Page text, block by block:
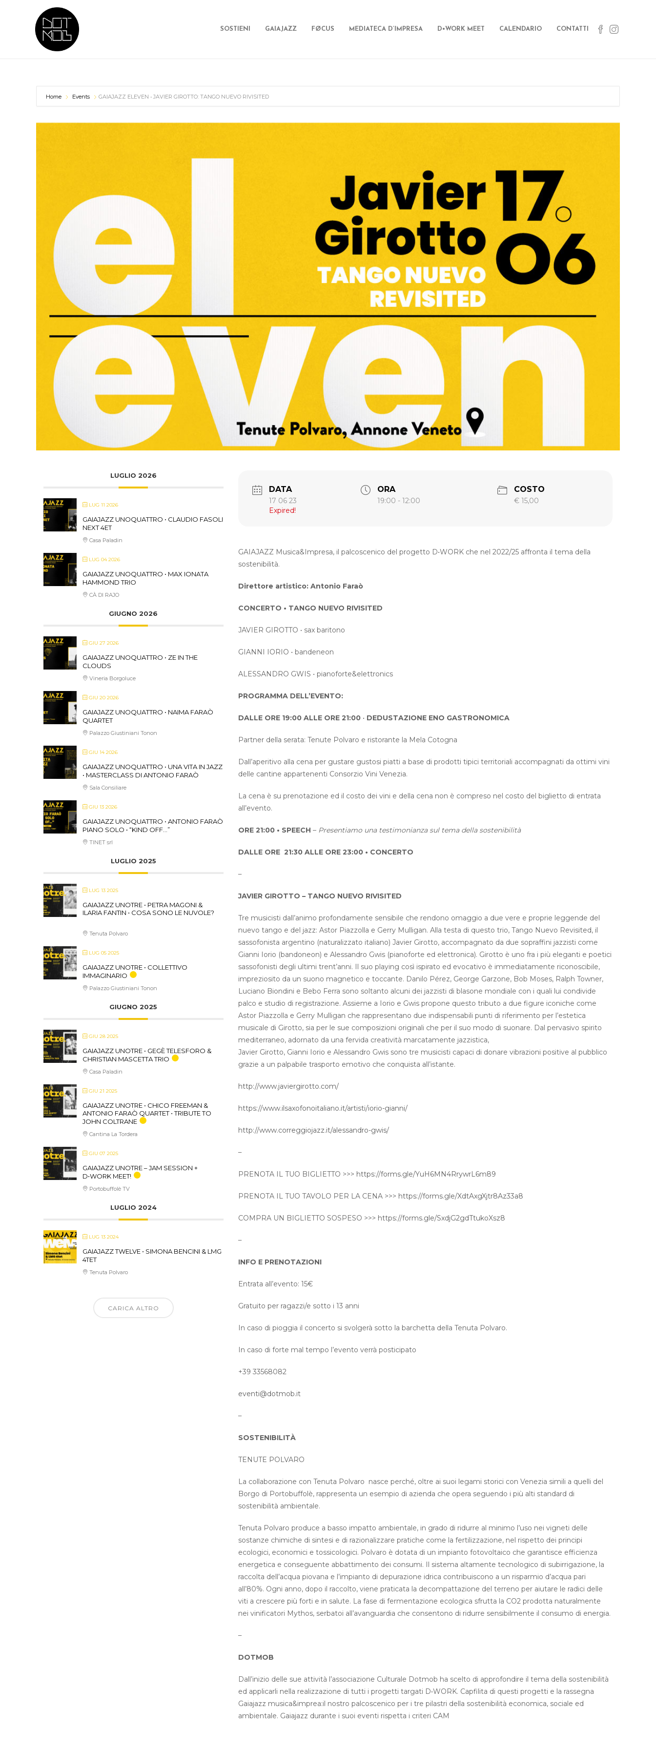
SOSTIENI GAIAJAZZ FØCUS MEDIATECA D’IMPRESA D•WORK MEET CALENDARIO CONTATTI
Home Events GAIAJAZZ ELEVEN • JAVIER GIROTTO: TANGO NUEVO RIVISITED
LUGLIO 2026
LUG 11 2026
GAIAJAZZ UNOQUATTRO • CLAUDIO FASOLI
NEXT 4ET
Casa Paladin
LUG 04 2026
GAIAJAZZ UNOQUATTRO • MAX IONATA
HAMMOND TRIO
CÀ DI RAJO
GIUGNO 2026
GIU 27 2026
GAIAJAZZ UNOQUATTRO • ZE IN THE
CLOUDS
Vineria Borgoluce
GIU 20 2026
GAIAJAZZ UNOQUATTRO • NAIMA FARAÒ
QUARTET
Palazzo Giustiniani Tonon
GIU 14 2026
GAIAJAZZ UNOQUATTRO • UNA VITA IN JAZZ
• MASTERCLASS DI ANTONIO FARAÒ
Sala Consiliare
GIU 13 2026
GAIAJAZZ UNOQUATTRO • ANTONIO FARAÒ
PIANO SOLO • “KIND OFF…”
TINET srl
LUGLIO 2025
LUG 13 2025
GAIAJAZZ UNOTRE • PETRA MAGONI &
ILARIA FANTIN • COSA SONO LE NUVOLE?
Tenuta Polvaro
LUG 05 2025
GAIAJAZZ UNOTRE • COLLETTIVO
IMMAGINARIO
Palazzo Giustiniani Tonon
GIUGNO 2025
GIU 28 2025
GAIAJAZZ UNOTRE • GEGÈ TELESFORO &
CHRISTIAN MASCETTA TRIO
Casa Paladin
GIU 21 2025
GAIAJAZZ UNOTRE • CHICO FREEMAN &
ANTONIO FARAÒ QUARTET • TRIBUTE TO
JOHN COLTRANE
Cantina La Tordera
GIU 07 2025
GAIAJAZZ UNOTRE – JAM SESSION +
D•WORK MEET!
Portobuffolè TV
LUGLIO 2024
LUG 13 2024
GAIAJAZZ TWELVE • SIMONA BENCINI & LMG
4TET
Tenuta Polvaro
CARICA ALTRO
DATA
17 06 23
Expired!
ORA
19:00 - 12:00
COSTO
€ 15,00
GAIAJAZZ Musica&Impresa, il palcoscenico del progetto D•WORK che nel 2022/25 affronta il tema della
sostenibilità.
Direttore artistico: Antonio Faraò
CONCERTO • TANGO NUEVO RIVISITED
JAVIER GIROTTO • sax baritono
GIANNI IORIO • bandeneon
ALESSANDRO GWIS • pianoforte&elettronics
PROGRAMMA DELL’EVENTO:
DALLE ORE 19:00 ALLE ORE 21:00 • DEDUSTAZIONE ENO GASTRONOMICA
Partner della serata: Tenute Polvaro e ristorante la Mela Cotogna
Dall’aperitivo alla cena per gustare gustosi piatti a base di prodotti tipici territoriali accompagnati da ottimi vini
delle cantine appartenenti Consorzio Vini Venezia.
La cena è su prenotazione ed il costo dei vini e della cena non è compreso nel costo del biglietto di entrata
all’evento.
ORE 21:00 • SPEECH – Presentiamo una testimonianza sul tema della sostenibilità
DALLE ORE 21:30 ALLE ORE 23:00 • CONCERTO
–
JAVIER GIROTTO – TANGO NUEVO RIVISITED
Tre musicisti dall’animo profondamente sensibile che rendono omaggio a due vere e proprie leggende del
nuevo tango e del jazz: Astor Piazzolla e Gerry Mulligan. Alla testa di questo trio, Tango Nuevo Revisited, il
sassofonista argentino (naturalizzato italiano) Javier Girotto, accompagnato da due sopraffini jazzisti come
Gianni Iorio (bandoneon) e Alessandro Gwis (pianoforte ed elettronica). Girotto è uno fra i più eleganti e poetici
sassofonisti degli ultimi trent’anni. Il suo playing così ispirato ed evocativo è immediatamente riconoscibile,
impreziosito da un suono magnetico e toccante. Danilo Pérez, George Garzone, Bob Moses, Ralph Towner,
Luciano Biondini e Bebo Ferra sono soltanto alcuni dei jazzisti di blasone mondiale con i quali lui condivide
palco e studio di registrazione. Assieme a Iorio e Gwis propone questo tributo a due figure iconiche come
Astor Piazzolla e Gerry Mulligan che rappresentano due indispensabili punti di riferimento per l’estetica
musicale di Girotto, sia per le sue composizioni originali che per il suo modo di suonare. Dal pervasivo spirito
mediterraneo, adornato da una fervida creatività marcatamente jazzistica,
Javier Girotto, Gianni Iorio e Alessandro Gwis sono tre musicisti capaci di donare vibrazioni positive al pubblico
grazie a un palpabile trasporto emotivo che conquista all’istante.
http://www.javiergirotto.com/
https://www.ilsaxofonoitaliano.it/artisti/iorio-gianni/
http://www.correggiojazz.it/alessandro-gwis/
–
PRENOTA IL TUO BIGLIETTO >>> https://forms.gle/YuH6MN4RrywrL6m89
PRENOTA IL TUO TAVOLO PER LA CENA >>> https://forms.gle/XdtAxgXjtr8Az33a8
COMPRA UN BIGLIETTO SOSPESO >>> https://forms.gle/SxdjG2gdTtukoXsz8
–
INFO E PRENOTAZIONI
Entrata all’evento: 15€
Gratuito per ragazzi/e sotto i 13 anni
In caso di pioggia il concerto si svolgerà sotto la barchetta della Tenuta Polvaro.
In caso di forte mal tempo l’evento verrà posticipato
+39 33568082
eventi@dotmob.it
–
SOSTENIBILITÀ
TENUTE POLVARO
La collaborazione con Tenuta Polvaro nasce perché, oltre ai suoi legami storici con Venezia simili a quelli del
Borgo di Portobuffolè, rappresenta un esempio di azienda che opera seguendo i più alti standard di
sostenibilità ambientale.
Tenuta Polvaro produce a basso impatto ambientale, in grado di ridurre al minimo l’uso nei vigneti delle
sostanze chimiche di sintesi e di razionalizzare pratiche come la fertilizzazione, nel rispetto dei principi
ecologici, economici e tossicologici. Polvaro è dotata di un impianto fotovoltaico che garantisce efficienza
energetica e conseguente abbattimento dei consumi. Il sistema altamente tecnologico di subirrigazione, la
raccolta dell’acqua piovana e l’impianto di depurazione idrica contribuiscono a un risparmio d’acqua pari
all’80%. Ogni anno, dopo il raccolto, viene praticata la decompattazione del terreno per aiutare le radici delle
viti a crescere più forti e in salute. La fase di fermentazione ecologica sfrutta la CO2 prodotta naturalmente
nei vinificatori Mythos, serbatoi all’avanguardia che consentono di ridurre sensibilmente il consumo di energia.
–
DOTMOB
Dall’inizio delle sue attività l’associazione Culturale Dotmob ha scelto di approfondire il tema della sostenibilità
ed applicarli nella realizzazione di tutti i progetti targati D•WORK. Capfilita di questi progetti e la rassegna
Gaiajazz musica&imprea:il nostro palcoscenico per i tre pilastri della sostenibilità economica, sociale ed
ambientale. Gaiajazz durante i suoi eventi rispetta i criteri CAM